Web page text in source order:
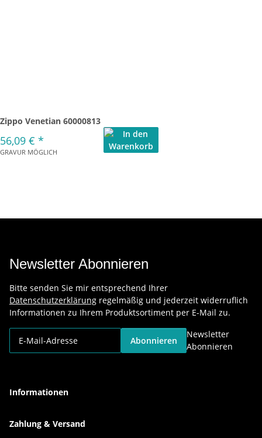
Zippo Venetian 60000813
56,09 € *
GRAVUR MÖGLICH
Newsletter Abonnieren
Bitte senden Sie mir entsprechend Ihrer
Datenschutzerklärung regelmäßig und jederzeit widerruflich
Informationen zu Ihrem Produktsortiment per E-Mail zu.
Abonnieren
Newsletter
Abonnieren
Informationen
Zahlung & Versand